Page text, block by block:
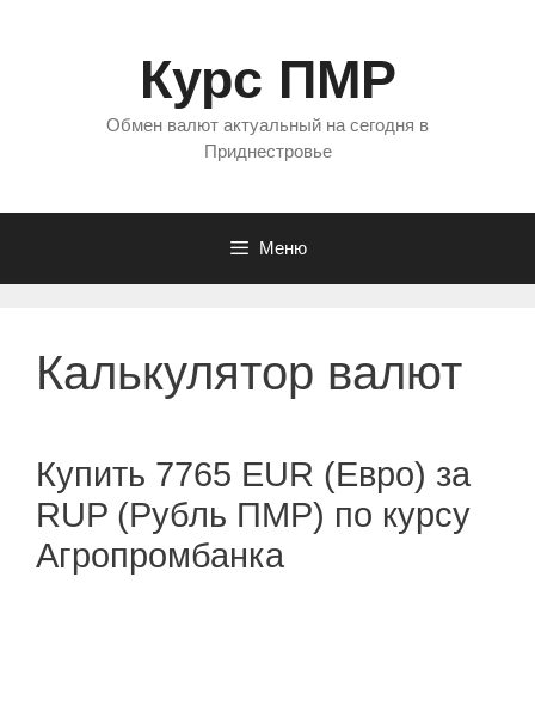
Курс ПМР
Обмен валют актуальный на сегодня в
Приднестровье
Меню
Калькулятор валют
Купить 7765 EUR (Евро) за
RUP (Рубль ПМР) по курсу
Агропромбанка